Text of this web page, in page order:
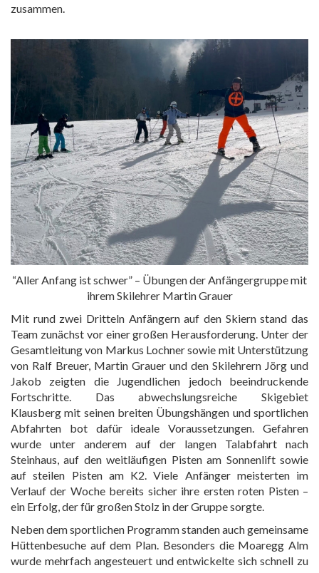
zusammen.
“Aller Anfang ist schwer” – Übungen der Anfängergruppe mit
ihrem Skilehrer Martin Grauer
Mit rund zwei Dritteln Anfängern auf den Skiern stand das
Team zunächst vor einer großen Herausforderung. Unter der
Gesamtleitung von Markus Lochner sowie mit Unterstützung
von Ralf Breuer, Martin Grauer und den Skilehrern Jörg und
Jakob zeigten die Jugendlichen jedoch beeindruckende
Fortschritte. Das abwechslungsreiche Skigebiet
Klausberg mit seinen breiten Übungshängen und sportlichen
Abfahrten bot dafür ideale Voraussetzungen. Gefahren
wurde unter anderem auf der langen Talabfahrt nach
Steinhaus, auf den weitläufigen Pisten am Sonnenlift sowie
auf steilen Pisten am K2. Viele Anfänger meisterten im
Verlauf der Woche bereits sicher ihre ersten roten Pisten –
ein Erfolg, der für großen Stolz in der Gruppe sorgte.
Neben dem sportlichen Programm standen auch gemeinsame
Hüttenbesuche auf dem Plan. Besonders die Moaregg Alm
wurde mehrfach angesteuert und entwickelte sich schnell zu